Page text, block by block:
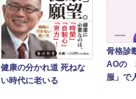
健康の分かれ道 死ねな
い時代に老いる
骨格診
AOの
服」で